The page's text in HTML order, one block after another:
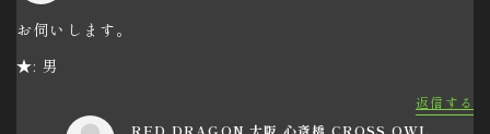
お伺いします。
★: 男
返信する
RED DRAGON 大阪 心斎橋 CROSS OWL